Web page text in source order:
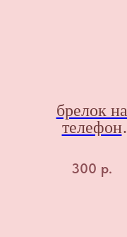
брелок на
телефон
300 р.